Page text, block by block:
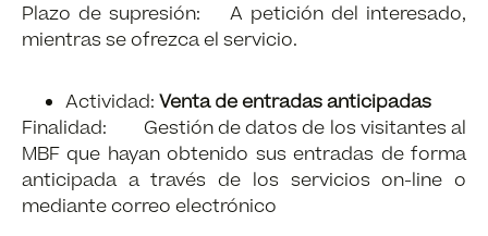
Plazo de supresión: A petición del interesado,
mientras se ofrezca el servicio.
Actividad: Venta de entradas anticipadas
Finalidad: Gestión de datos de los visitantes al
MBF que hayan obtenido sus entradas de forma
anticipada a través de los servicios on-line o
mediante correo electrónico